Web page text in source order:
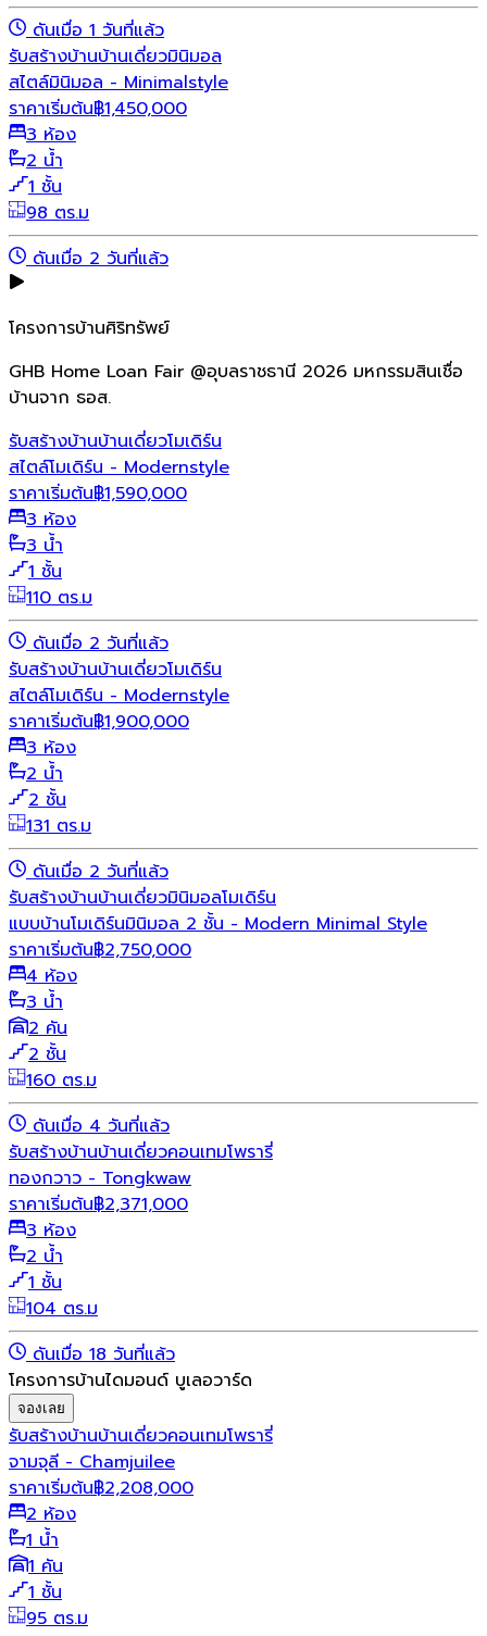
ดันเมื่อ 1 วันที่แล้ว
รับสร้างบ้านบ้านเดี่ยวมินิมอล
สไตล์มินิมอล - Minimalstyle
ราคาเริ่มต้น฿1,450,000
3 ห้อง
2 น้ำ
1 ชั้น
98 ตร.ม
ดันเมื่อ 2 วันที่แล้ว
โครงการบ้านศิริทรัพย์
GHB Home Loan Fair @อุบลราชธานี 2026 มหกรรมสินเชื่อ
บ้านจาก ธอส.
รับสร้างบ้านบ้านเดี่ยวโมเดิร์น
สไตล์โมเดิร์น - Modernstyle
ราคาเริ่มต้น฿1,590,000
3 ห้อง
3 น้ำ
1 ชั้น
110 ตร.ม
ดันเมื่อ 2 วันที่แล้ว
รับสร้างบ้านบ้านเดี่ยวโมเดิร์น
สไตล์โมเดิร์น - Modernstyle
ราคาเริ่มต้น฿1,900,000
3 ห้อง
2 น้ำ
2 ชั้น
131 ตร.ม
ดันเมื่อ 2 วันที่แล้ว
รับสร้างบ้านบ้านเดี่ยวมินิมอลโมเดิร์น
แบบบ้านโมเดิร์นมินิมอล 2 ชั้น - Modern Minimal Style
ราคาเริ่มต้น฿2,750,000
4 ห้อง
3 น้ำ
2 คัน
2 ชั้น
160 ตร.ม
ดันเมื่อ 4 วันที่แล้ว
รับสร้างบ้านบ้านเดี่ยวคอนเทมโพรารี่
ทองกวาว - Tongkwaw
ราคาเริ่มต้น฿2,371,000
3 ห้อง
2 น้ำ
1 ชั้น
104 ตร.ม
ดันเมื่อ 18 วันที่แล้ว
โครงการบ้านไดมอนด์ บูเลอวาร์ด
จองเลย
รับสร้างบ้านบ้านเดี่ยวคอนเทมโพรารี่
จามจุลี - Chamjuilee
ราคาเริ่มต้น฿2,208,000
2 ห้อง
1 น้ำ
1 คัน
1 ชั้น
95 ตร.ม